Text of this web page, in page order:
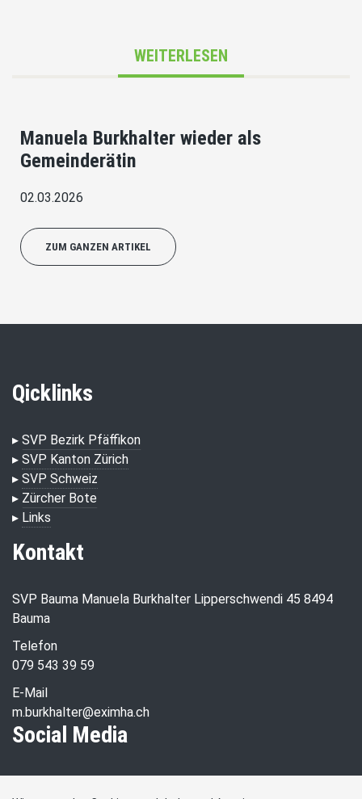
WEITERLESEN
Manuela Burkhalter wieder als
Gemeinderätin
02.03.2026
ZUM GANZEN ARTIKEL
Qicklinks
▸ SVP Bezirk Pfäffikon
▸ SVP Kanton Zürich
▸ SVP Schweiz
▸ Zürcher Bote
▸ Links
Kontakt
SVP Bauma Manuela Burkhalter Lipperschwendi 45 8494
Bauma
Telefon
079 543 39 59
E-Mail
m.burkhalter@eximha.ch
Social Media